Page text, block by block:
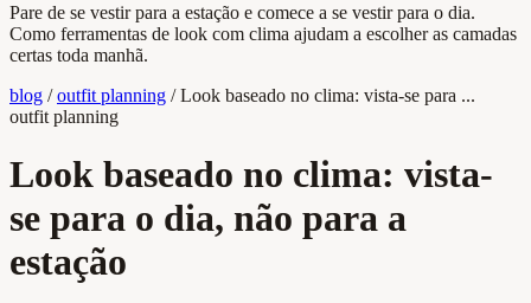
Pare de se vestir para a estação e comece a se vestir para o dia.
Como ferramentas de look com clima ajudam a escolher as camadas
certas toda manhã.
blog / outfit planning / Look baseado no clima: vista-se para ...
outfit planning
Look baseado no clima: vista-
se para o dia, não para a
estação